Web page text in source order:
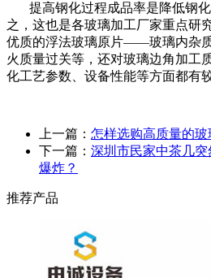
提高钢化过程成品率是降低钢
之，这也是各玻璃加工厂家重点研
优质的浮法玻璃原片——玻璃内杂
火质量过关等，还对玻璃边角加工
化工艺参数、设备性能等方面都有
上一篇： 怎样选购高质量的玻
下一篇： 深圳市民家中茶几
爆炸？
推荐产品